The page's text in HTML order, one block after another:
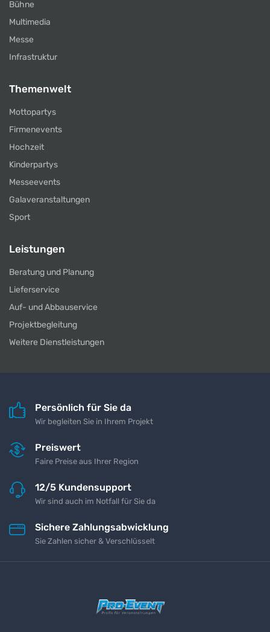
Bühne
Multimedia
Messe
Infrastruktur
Themenwelt
Mottopartys
Firmenevents
Hochzeit
Kinderpartys
Messeevents
Galaveranstaltungen
Sport
Leistungen
Beratung und Planung
Lieferservice
Auf- und Abbauservice
Projektbegleitung
Weitere Dienstleistungen
Persönlich für Sie da
Wir begleiten Sie in Ihrem Projekt
Preiswert
Faire Preise aus Ihrer Region
12/5 Kundensupport
Wir sind auch im Notfall für Sie da
Sichere Zahlungsabwicklung
Sie Zahlen sicher & Verschlüsselt